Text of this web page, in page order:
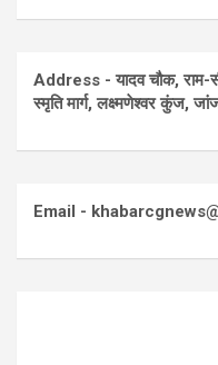
Address - यादव चौक, राम-
स्मृति मार्ग, लक्ष्मणेश्वर कुंज,
Email -